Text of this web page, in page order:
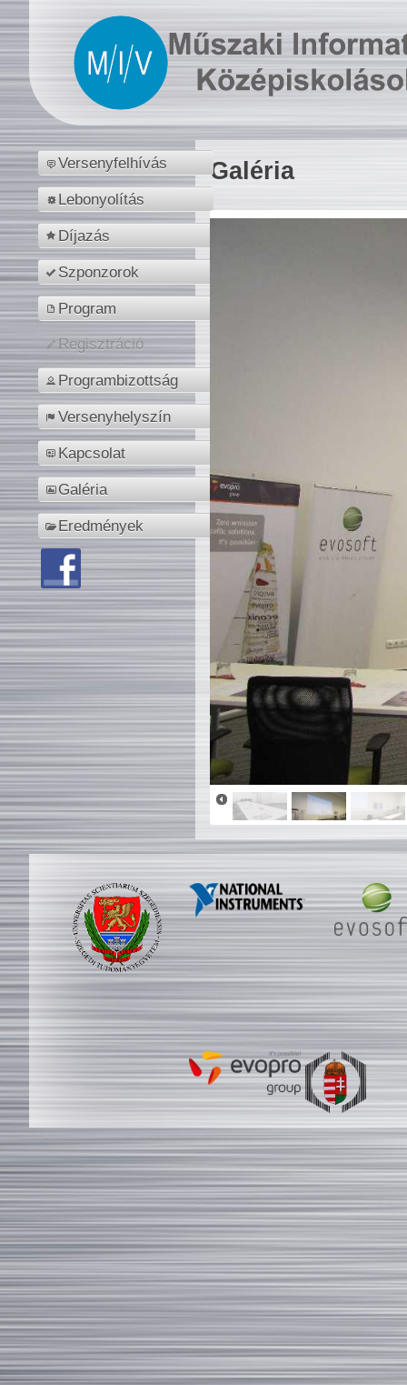
Versenyfelhívás
Lebonyolítás
Díjazás
Szponzorok
Program
Regisztráció
Programbizottság
Versenyhelyszín
Kapcsolat
Galéria
Eredmények
Galéria